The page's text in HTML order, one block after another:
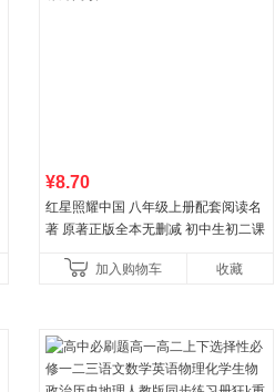
¥8.70
红星照耀中国 八年级上册配套阅读名
著 原著正版全本无删减 初中生初二课
加入购物车
收藏